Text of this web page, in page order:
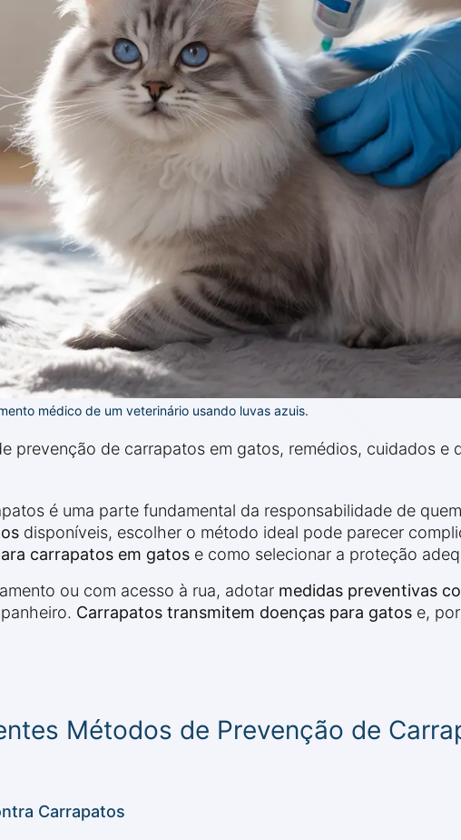
médico de um veterinário usando luvas azuis.
prevenção de carrapatos em gatos, remédios, cuidados e
é uma parte fundamental da responsabilidade de
disponíveis, escolher o método ideal pode parecer
carrapatos em gatos e como selecionar a proteção
ou com acesso à rua, adotar medidas preventivas
Carrapatos transmitem doenças para gatos e,
Métodos de Prevenção de
Carrapatos